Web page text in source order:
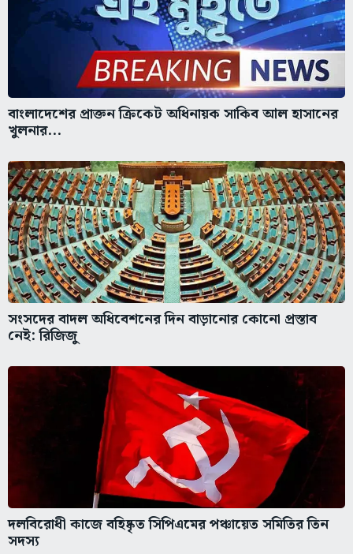
বাংলাদেশের প্রাক্তন ক্রিকেট অধিনায়ক সাকিব আল হাসানের
খুলনার...
সংসদের বাদল অধিবেশনের দিন বাড়ানোর কোনো প্রস্তাব
নেই: রিজিজু
দলবিরোধী কাজে বহিষ্কৃত সিপিএমের পঞ্চায়েত সমিতির তিন
সদস্য